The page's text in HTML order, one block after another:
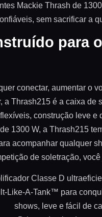
Mackie Thrash de
sem sacrificar a
para
conectar, aumentar o
a Thrash215 é a caixa de
construção leve e
1300 W, a Thrash215
acompanhar qualquer
de soletração, você
Classe D
Like-A-Tank™ para
shows, leve e fácil de